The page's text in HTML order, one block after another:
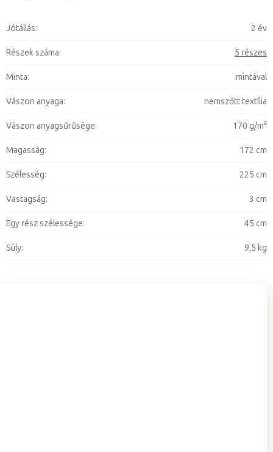
Jótállás: 2 év
Részek száma: 5 részes
Minta: mintával
Vászon anyaga: nemszőtt textília
Vászon anyagsűrűsége: 170 g/m²
Magasság: 172 cm
Szélesség: 225 cm
Vastagság: 3 cm
Egy rész szélessége: 45 cm
Súly: 9,5 kg